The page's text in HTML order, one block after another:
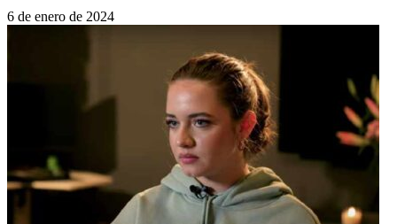
6 de enero de 2024